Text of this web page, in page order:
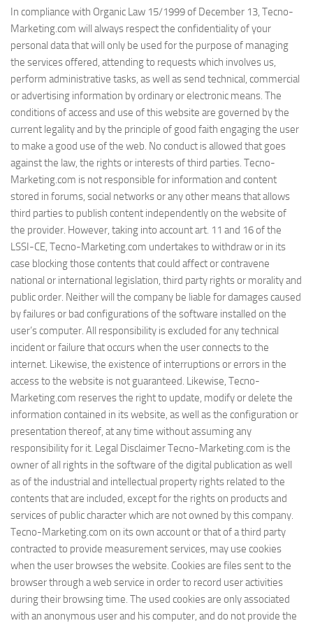
In compliance with Organic Law 15/1999 of December 13, Tecno-
Marketing.com will always respect the confidentiality of your
personal data that will only be used for the purpose of managing
the services offered, attending to requests which involves us,
perform administrative tasks, as well as send technical, commercial
or advertising information by ordinary or electronic means. The
conditions of access and use of this website are governed by the
current legality and by the principle of good faith engaging the user
to make a good use of the web. No conduct is allowed that goes
against the law, the rights or interests of third parties. Tecno-
Marketing.com is not responsible for information and content
stored in forums, social networks or any other means that allows
third parties to publish content independently on the website of
the provider. However, taking into account art. 11 and 16 of the
LSSI-CE, Tecno-Marketing.com undertakes to withdraw or in its
case blocking those contents that could affect or contravene
national or international legislation, third party rights or morality and
public order. Neither will the company be liable for damages caused
by failures or bad configurations of the software installed on the
user’s computer. All responsibility is excluded for any technical
incident or failure that occurs when the user connects to the
internet. Likewise, the existence of interruptions or errors in the
access to the website is not guaranteed. Likewise, Tecno-
Marketing.com reserves the right to update, modify or delete the
information contained in its website, as well as the configuration or
presentation thereof, at any time without assuming any
responsibility for it. Legal Disclaimer Tecno-Marketing.com is the
owner of all rights in the software of the digital publication as well
as of the industrial and intellectual property rights related to the
contents that are included, except for the rights on products and
services of public character which are not owned by this company.
Tecno-Marketing.com on its own account or that of a third party
contracted to provide measurement services, may use cookies
when the user browses the website. Cookies are files sent to the
browser through a web service in order to record user activities
during their browsing time. The used cookies are only associated
with an anonymous user and his computer, and do not provide the